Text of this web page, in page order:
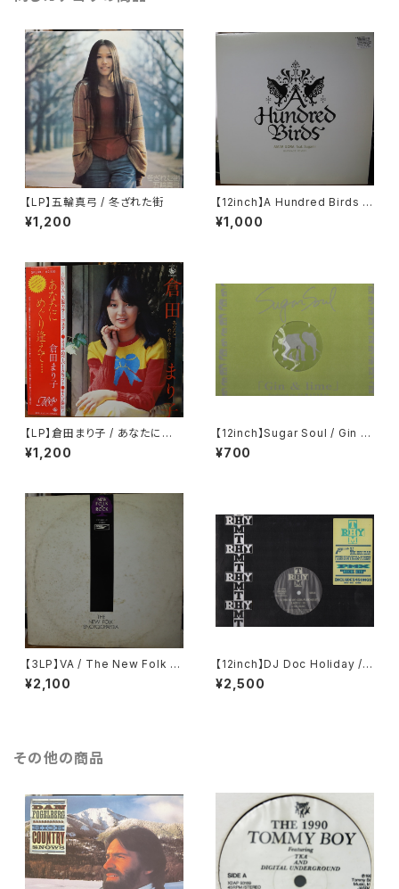
【LP】五輪真弓 / 冬ざれた街
¥1,200
【12inch】A Hundred Birds F
eat. Sugami / Amar Gora
¥1,000
【LP】倉田まり子 / あなたにめぐ
り逢えて・・・・
¥1,200
【12inch】Sugar Soul / Gin &
Lime
¥700
【3LP】VA / The New Folk E
ncyclopaedia = ニュー・フォ
ーク大百科事典
¥2,100
【12inch】DJ Doc Holiday / P
MX / (This Is My) Com.-Fu
sion / Act.1 / Kick It!! / Act.2
¥2,500
その他の商品